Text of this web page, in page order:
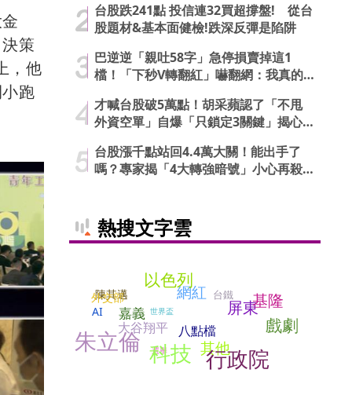
策
，他
跑
台股跌241點 投信連32買超撐盤! 從台
股題材&基本面健檢!跌深反彈是陷阱
巴逆逆「親吐58字」急停損賣掉這1
檔！「下秒V轉翻紅」嚇翻網：我真的
才喊台股破5萬點！胡采蘋認了「不甩
外資空單」自爆「只鎖定3關鍵」揭心
台股漲千點站回4.4萬大關！能出手了
嗎？專家揭「4大轉強暗號」小心再殺
熱搜文字雲
八點檔
屏東
陳其邁
選舉
戲劇
網紅
AI 基隆
大谷翔平
台鐵
其他
世界盃
科技 行政院
外交部
朱立倫
以色列
嘉義